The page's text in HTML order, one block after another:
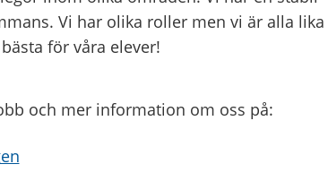
Vi har olika roller men vi är alla lika
för våra elever!
och mer information om oss på: